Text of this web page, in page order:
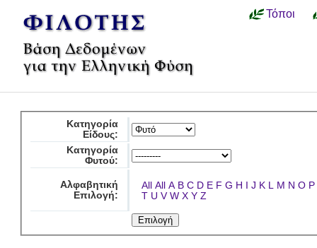
Τόποι
Κατηγορία
Είδους:
Κατηγορία
Φυτού:
Αλφαβητική
Επιλογή:
All All A B C D E F G H I J K L M N O P
T U V W X Y Z